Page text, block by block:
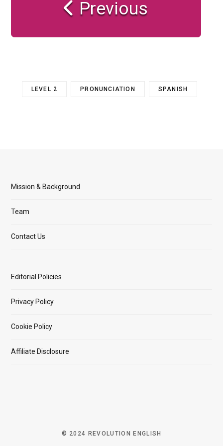
Previous
LEVEL 2 PRONUNCIATION SPANISH
Mission & Background
Team
Contact Us
Editorial Policies
Privacy Policy
Cookie Policy
Affiliate Disclosure
© 2024 REVOLUTION ENGLISH